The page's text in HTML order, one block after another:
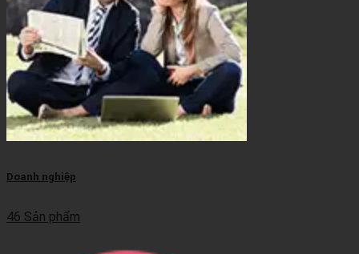
Doanh nghiệp
46 Sản phẩm